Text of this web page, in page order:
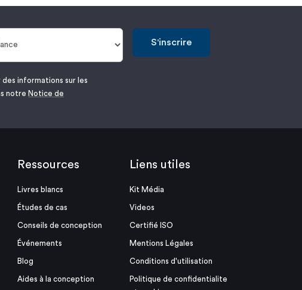
S'inscrire
informations sur les
notre Notice de
Ressources
Livres blancs
Études de cas
Conseils de conception
Événements
Blog
Aides à la conception
Liens utiles
Kit Média
Videos
Certifié ISO
Mentions Légales
Conditions d'utilisation
Politique de confidentialite